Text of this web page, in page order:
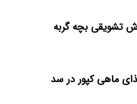
تشویقی بچه گربه
ماهی کپور در سد